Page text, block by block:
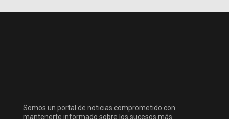
Somos un portal de noticias comprometido con
mantenerte informado sobre los sucesos más